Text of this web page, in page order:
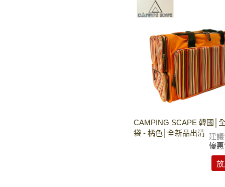
CAMPING SCAPE 韓國│
袋 - 橘色│全新品出清 建
優